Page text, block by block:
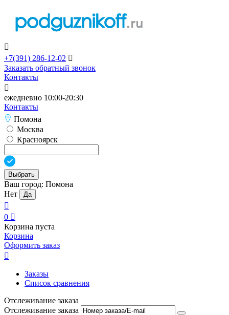

+7(391) 286-12-02 
Заказать обратный звонок
Контакты

ежедневно 10:00-20:30
Контакты
Помона
Москва
Красноярск
Выбрать
Ваш город: Помона
Нет
Да

0 
Корзина пуста
Корзина
Оформить заказ

Заказы
Список сравнения
Отслеживание заказа
Отслеживание заказа